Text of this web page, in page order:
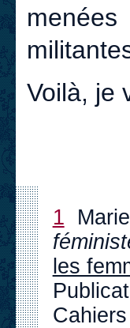
Voilà, je
1
les